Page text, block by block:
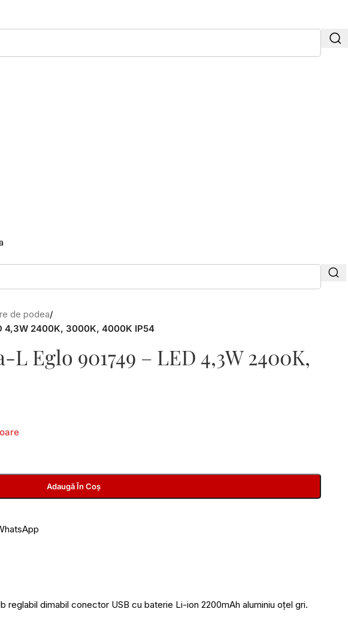
de podea/
4,3W 2400K, 3000K, 4000K IP54
Eglo 901749 – LED 4,3W 2400K,
Adaugă În Coș
reglabil dimabil conector USB cu baterie Li-ion 2200mAh aluminiu oțel gri.